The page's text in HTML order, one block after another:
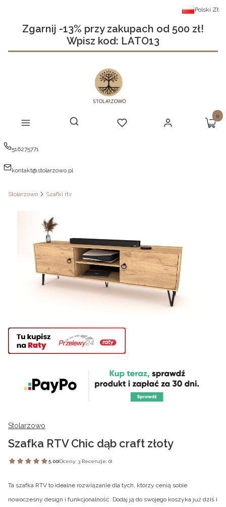
Polski Zł
Zgarnij -13% przy zakupach od 500 zł!
Wpisz kod: LATO13
Menu Otwórz wyszukiwarkę
Szukaj Ulubione Zaloguj się
516275771
kontakt@stolarzowo.pl
Stolarzowo Szafki rtv
Stolarzowo
Szafka RTV Chic dąb craft złoty
5.00(Oceny: 3 Recenzje: 0)
Ta szafka RTV to idealne rozwiązanie dla tych, którzy cenią sobie
nowoczesny design i funkcjonalność. Dodaj ją do swojego koszyka już dziś i